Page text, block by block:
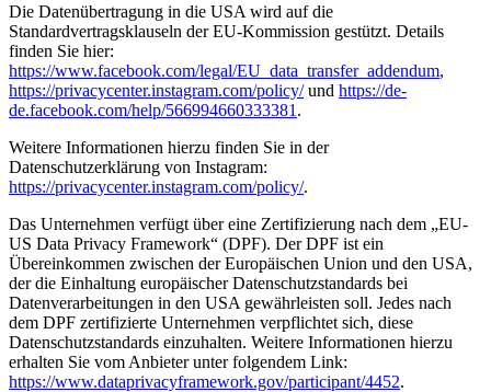
Die Datenübertragung in die USA wird auf die
Standardvertragsklauseln der EU-Kommission gestützt. Details
finden Sie hier:
https://www.facebook.com/legal/EU_data_transfer_addendum,
https://privacycenter.instagram.com/policy/und https://de-
de.facebook.com/help/566994660333381 .
Weitere Informationen hierzu finden Sie in der
Datenschutzerklärung von Instagram:
https://privacycenter.instagram.com/policy/.
Das Unternehmen verfügt über eine Zertifizierung nach dem „EU-
US Data Privacy Framework“ (DPF). Der DPF ist ein
Übereinkommen zwischen der Europäischen Union und den USA,
der die Einhaltung europäischer Datenschutzstandards bei
Datenverarbeitungen in den USA gewährleisten soll. Jedes nach
dem DPF zertifizierte Unternehmen verpflichtet sich, diese
Datenschutzstandards einzuhalten. Weitere Informationen hierzu
erhalten Sie vom Anbieter unter folgendem Link:
https://www.dataprivacyframework.gov/participant/4452.